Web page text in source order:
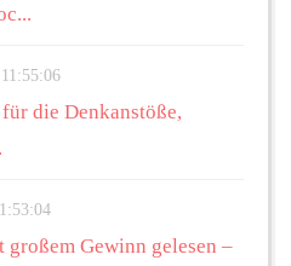
die Denkanstöße,
großem Gewinn gelesen –